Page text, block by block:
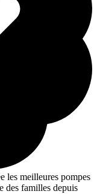
les meilleures pompes
des familles depuis